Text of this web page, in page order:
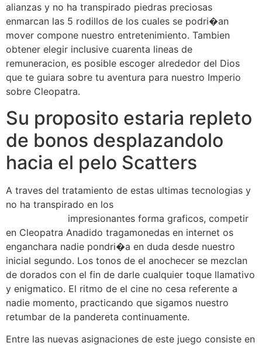
alianzas y no ha transpirado piedras preciosas
enmarcan las 5 rodillos de los cuales se podri�an
mover compone nuestro entretenimiento. Tambien
obtener elegir inclusive cuarenta lineas de
remuneracion, es posible escoger alrededor del Dios
que te guiara sobre tu aventura para nuestro Imperio
sobre Cleopatra.
Su proposito estaria repleto
de bonos desplazandolo
hacia el pelo Scatters
A traves del tratamiento de estas ultimas tecnologias y
no ha transpirado en los
impresionantes forma graficos, competir
en Cleopatra Anadido tragamonedas en internet os
enganchara nadie pondri�a en duda desde nuestro
inicial segundo. Los tonos de el anochecer se mezclan
de dorados con el fin de darle cualquier toque llamativo
y enigmatico. El ritmo de el cine no cesa referente a
nadie momento, practicando que sigamos nuestro
retumbar de la pandereta continuamente.
Entre las nuevas asignaciones de este juego consiste en